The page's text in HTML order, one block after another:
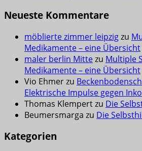
Neueste Kommentare
möblierte zimmer leipzigzu
Medikamente – eine Übersicht
maler berlin Mittezu Multiple
Medikamente – eine Übersicht
Vio Ehmerzu
Elektrische Impulse gegen
Thomas Klempertzu Die
Beumersmarga zu Die
Kategorien